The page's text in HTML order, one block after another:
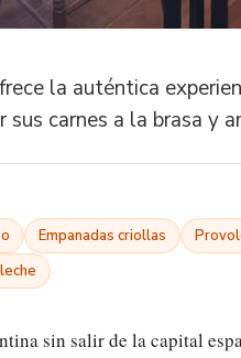
la auténtica
carnes a la brasa y
Empanadas criollas
sin salir de la capital